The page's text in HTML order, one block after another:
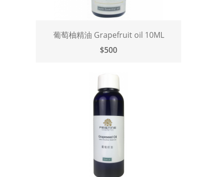
葡萄柚精油 Grapefruit oil 10ML
$500